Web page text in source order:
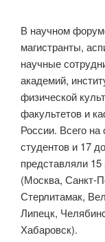
В научном
магистранты,
научные
академий,
физической
факультетов и
России. Всего
студентов и 17
представляли
(Москва, Санкт-
Стерлитамак,
Липецк,
Хабаровск).